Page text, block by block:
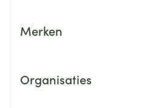
Merken
Organisaties